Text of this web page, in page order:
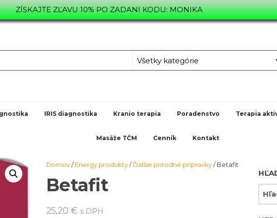
ZÍSKAJTE ZĽAVU 10% PO ZADANI KODU: MONIKA
IRIS diagnostika Kranio terapia Poradenstvo Terapia
Masáže TČM Cenník Kontakt
Domov/Energy produkty/Ďalšie prirodné prípravky/ Betafit
Betafit
25,20 € s DPH